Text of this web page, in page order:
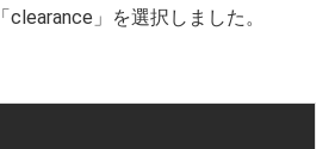
」を選択しました。